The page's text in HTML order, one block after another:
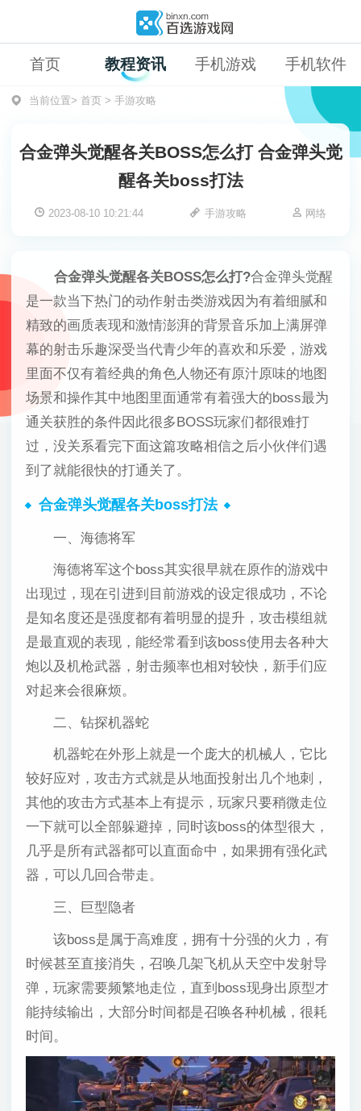
首页 教程资讯 手机游戏 手机软件
当前位置> 首页> 手游攻略
合金弹头觉醒各关BOSS怎么打 合金弹头觉
醒各关boss打法
2023-08-10 10:21:44 手游攻略 网络
合金弹头觉醒各关BOSS怎么打?合金弹头觉醒
是一款当下热门的动作射击类游戏因为有着细腻和
精致的画质表现和激情澎湃的背景音乐加上满屏弹
幕的射击乐趣深受当代青少年的喜欢和乐爱，游戏
里面不仅有着经典的角色人物还有原汁原味的地图
场景和操作其中地图里面通常有着强大的boss最为
通关获胜的条件因此很多BOSS玩家们都很难打
过，没关系看完下面这篇攻略相信之后小伙伴们遇
到了就能很快的打通关了。
合金弹头觉醒各关boss打法
一、海德将军
海德将军这个boss其实很早就在原作的游戏中
出现过，现在引进到目前游戏的设定很成功，不论
是知名度还是强度都有着明显的提升，攻击模组就
是最直观的表现，能经常看到该boss使用去各种大
炮以及机枪武器，射击频率也相对较快，新手们应
对起来会很麻烦。
二、钻探机器蛇
机器蛇在外形上就是一个庞大的机械人，它比
较好应对，攻击方式就是从地面投射出几个地刺，
其他的攻击方式基本上有提示，玩家只要稍微走位
一下就可以全部躲避掉，同时该boss的体型很大，
几乎是所有武器都可以直面命中，如果拥有强化武
器，可以几回合带走。
三、巨型隐者
该boss是属于高难度，拥有十分强的火力，有
时候甚至直接消失，召唤几架飞机从天空中发射导
弹，玩家需要频繁地走位，直到boss现身出原型才
能持续输出，大部分时间都是召唤各种机械，很耗
时间。